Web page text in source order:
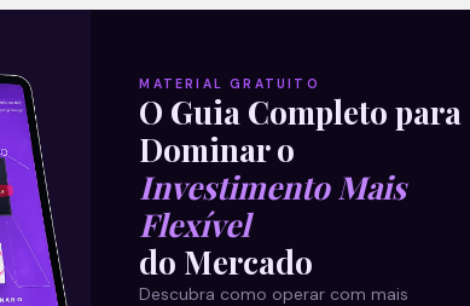
MATERIAL GRATUITO
O Guia Completo para
Dominar o
Investimento Mais
Flexível
do Mercado
Descubra como operar com mais